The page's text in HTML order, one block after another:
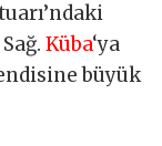
Küba‘ya
büyük